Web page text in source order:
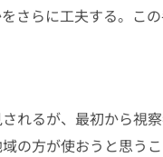
さらに工夫する。こ
れるが、最初から視
の方が使おうと思う